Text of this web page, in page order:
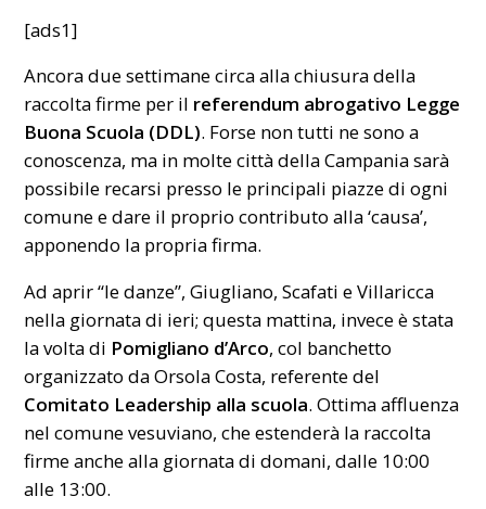
[ads1]
Ancora due settimane circa alla chiusura della
raccolta firme per il referendum abrogativo Legge
Buona Scuola (DDL). Forse non tutti ne sono a
conoscenza, ma in molte città della Campania sarà
possibile recarsi presso le principali piazze di ogni
comune e dare il proprio contributo alla ‘causa’,
apponendo la propria firma.
Ad aprir “le danze”, Giugliano, Scafati e Villaricca
nella giornata di ieri; questa mattina, invece è stata
la volta di Pomigliano d’Arco, col banchetto
organizzato da Orsola Costa, referente del
Comitato Leadership alla scuola. Ottima affluenza
nel comune vesuviano, che estenderà la raccolta
firme anche alla giornata di domani, dalle 10:00
alle 13:00.